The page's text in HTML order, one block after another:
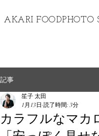
​AKARI FOODPHOTO
記事
カラフルなマカ
笙子 太田
1月13日 読了時間: 3分